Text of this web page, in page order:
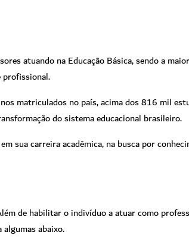
atuando na Educação Básica, sendo a
profissional.
matriculados no país, acima dos 816 mil
do sistema educacional brasileiro.
sua carreira acadêmica, na busca por
de habilitar o indivíduo a atuar como
abaixo.